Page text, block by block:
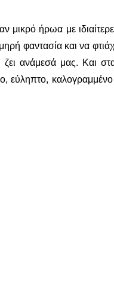
μικρό ήρωα με
φαντασία και να
ανάμεσά μας. Και
εύληπτο, καλογραμμένο